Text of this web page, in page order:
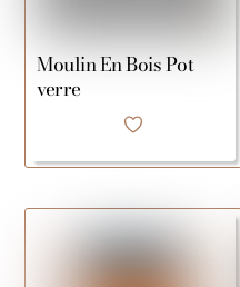
Moulin En Bois Pot
verre